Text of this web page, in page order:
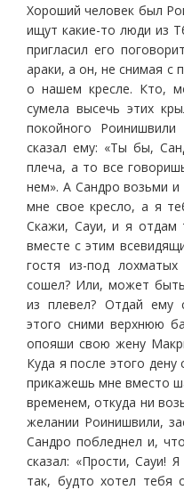
Хороший человек был
ищут какие-то люди из
пригласил его
араки, а он, не снимая с
о нашем кресле. Кто,
сумела высечь этих
покойного
сказал ему: «Ты бы,
плеча, а то все
нем». А Сандро возьми и
мне свое кресло, а я
Скажи, Сауи, и я отдам
вместе с этим
гостя из-под
сошел? Или, может
из плевел? Отдай ему
этого сними верхнюю
опояши свою жену
Куда я после этого
прикажешь мне вместо
временем, откуда ни
желании Роинишвили,
Сандро побледнел и,
сказал: «Прости, Сауи!
так, будто хотел тебя